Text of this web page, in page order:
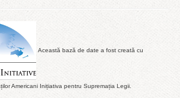
Această bază de date a fost creată cu
Americani Inițiativa pentru Supremația Legii.